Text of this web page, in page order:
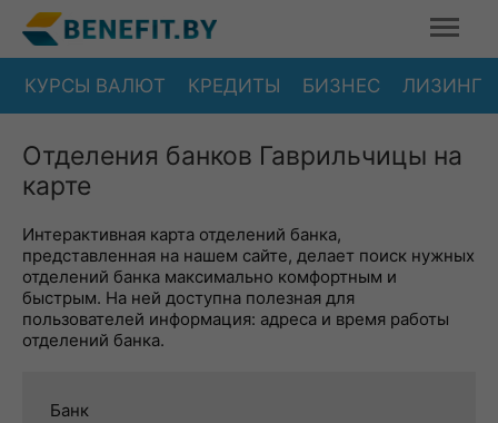
КУРСЫ ВАЛЮТ КРЕДИТЫ БИЗНЕС ЛИЗИНГ
Отделения банков Гаврильчицы на
карте
Интерактивная карта отделений банка,
представленная на нашем сайте, делает поиск нужных
отделений банка максимально комфортным и
быстрым. На ней доступна полезная для
пользователей информация: адреса и время работы
отделений банка.
Банк